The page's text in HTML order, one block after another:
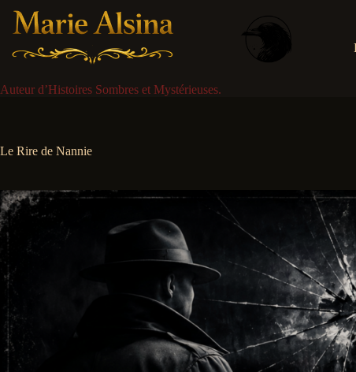
contenu
Auteur d’Histoires Sombres et Mystérieuses.
Le Rire de Nannie